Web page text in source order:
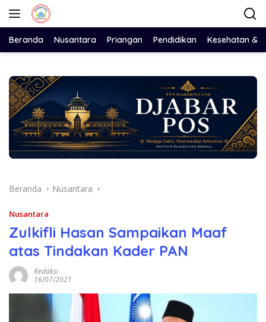
Langsung
Beranda Nusantara Priangan Pendidikan Kesehatan &
Beranda Nusantara
Nusantara
Zulkifli Hasan Sampaikan Maaf
atas Tindakan Kader PAN
Redaksi
16/07/2021